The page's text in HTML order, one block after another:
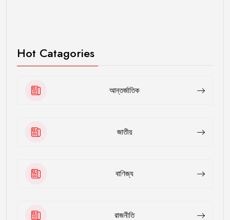
Hot Catagories
আন্তর্জাতিক
জাতীয়
বাণিজ্য
রাজনীতি